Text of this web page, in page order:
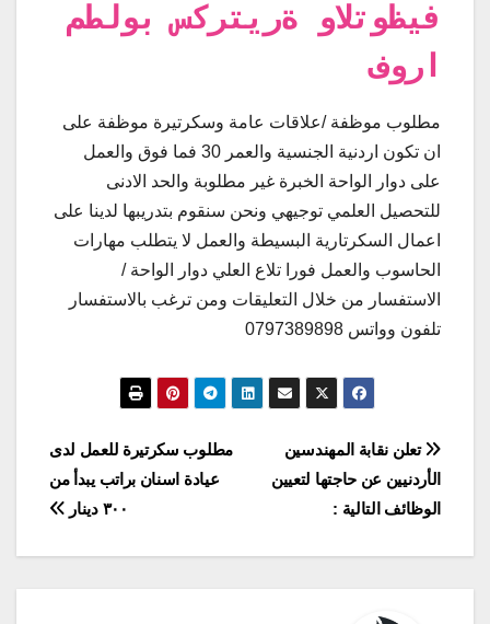
مطلوب سكرتيرة والتوظيف
فورا
مطلوب موظفة /علاقات عامة وسكرتيرة موظفة على
ان تكون اردنية الجنسية والعمر 30 فما فوق والعمل
على دوار الواحة الخبرة غير مطلوبة والحد الادنى
للتحصيل العلمي توجيهي ونحن سنقوم بتدريبها لدينا على
اعمال السكرتارية البسيطة والعمل لا يتطلب مهارات
الحاسوب والعمل فورا تلاع العلي دوار الواحة /
الاستفسار من خلال التعليقات ومن ترغب بالاستفسار
تلفون وواتس 0797389898
تصفّح
المقالات
مطلوب سكرتيرة للعمل لدى
عيادة اسنان براتب يبدأ من
٣٠٠ دينار
تعلن نقابة المهندسين
الأردنيين عن حاجتها لتعيين
الوظائف التالية :